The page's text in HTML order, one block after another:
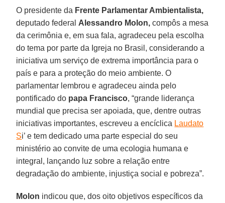
O presidente da Frente Parlamentar Ambientalista,
deputado federal Alessandro Molon, compôs a mesa
da cerimônia e, em sua fala, agradeceu pela escolha
do tema por parte da Igreja no Brasil, considerando a
iniciativa um serviço de extrema importância para o
país e para a proteção do meio ambiente. O
parlamentar lembrou e agradeceu ainda pelo
pontificado do papa Francisco, “grande liderança
mundial que precisa ser apoiada, que, dentre outras
iniciativas importantes, escreveu a encíclica Laudato
Si’ e tem dedicado uma parte especial do seu
ministério ao convite de uma ecologia humana e
integral, lançando luz sobre a relação entre
degradação do ambiente, injustiça social e pobreza”.
Molon indicou que, dos oito objetivos específicos da